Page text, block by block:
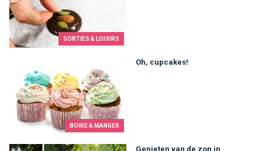
SORTIES & LOISIRS
BOIRE & MANGER
Oh, cupcakes!
Genieten van de zon in